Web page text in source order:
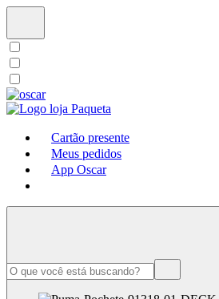
Cartão presente
Meus pedidos
App Oscar